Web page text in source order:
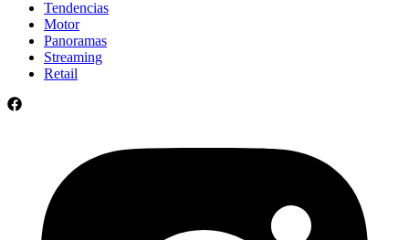
Tendencias
Motor
Panoramas
Streaming
Retail